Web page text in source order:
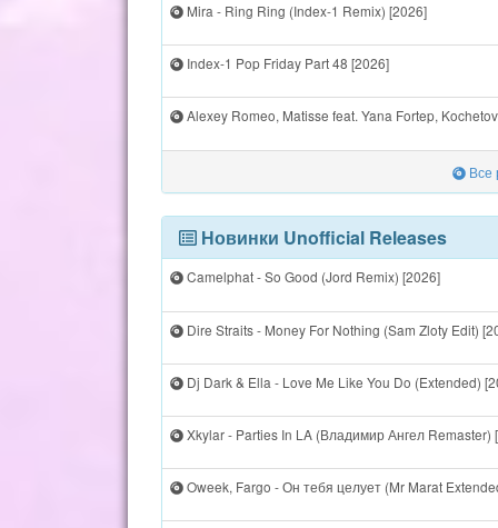
Mira - Ring Ring (Index-1 Remix) [2026]
Index-1 Pop Friday Part 48 [2026]
Alexey Romeo, Matisse feat. Yana Fortep,
Все
Новинки Unofficial Releases
Camelphat - So Good (Jord Remix) [2026]
Dire Straits - Money For Nothing (Sam Zloty Edit)
Dj Dark & Ella - Love Me Like You Do (Extended)
Xkylar - Parties In LA (Владимир Ангел Remaster)
Oweek, Fargo - Он тебя целует (Mr Marat